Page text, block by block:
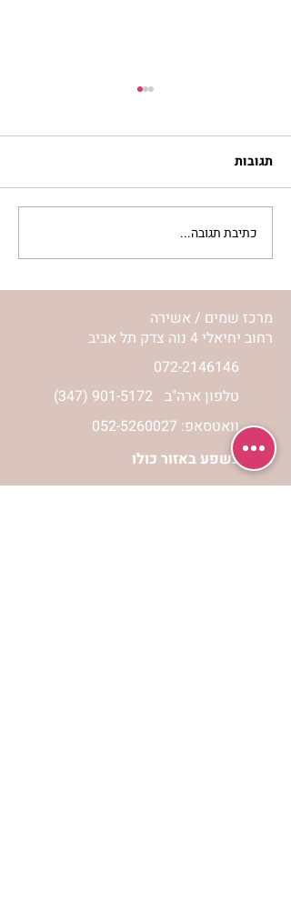
לחיות את המסע שלי | נורית
אילון הירש
תגובות
כתיבת תגובה...
מרכז שמים / אשירה
רחוב יחיאלי 4 נוה צדק תל אביב
072-2146146
(347) 901-5172 טלפון ארה"ב
וואטסאפ: 052-5260027
חניה בשפע באזור כולו